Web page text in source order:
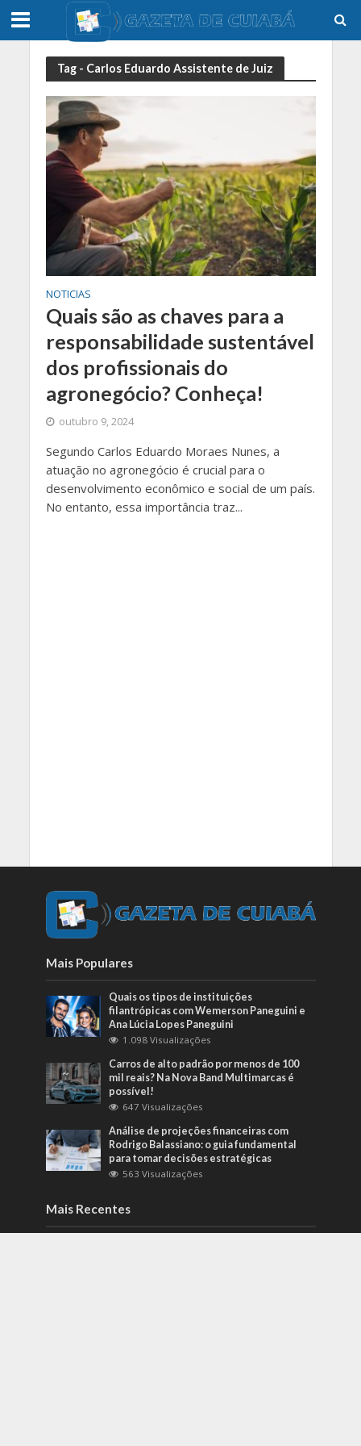
Tag - Carlos Eduardo Assistente de Juiz
NOTICIAS
Quais são as chaves para a
responsabilidade sustentável
dos profissionais do
agronegócio? Conheça!
outubro 9, 2024
Segundo Carlos Eduardo Moraes Nunes, a
atuação no agronegócio é crucial para o
desenvolvimento econômico e social de um país.
No entanto, essa importância traz...
Mais Populares
Quais os tipos de instituições
filantrópicas com Wemerson Paneguini e
Ana Lúcia Lopes Paneguini
1.098 Visualizações
Carros de alto padrão por menos de 100
mil reais? Na Nova Band Multimarcas é
possível!
647 Visualizações
Análise de projeções financeiras com
Rodrigo Balassiano: o guia fundamental
para tomar decisões estratégicas
563 Visualizações
Mais Recentes